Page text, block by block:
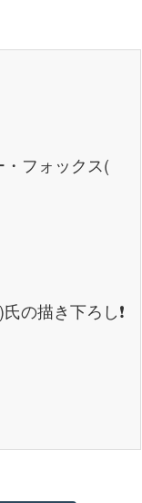
・フォックス(
)氏の描き下ろし❗